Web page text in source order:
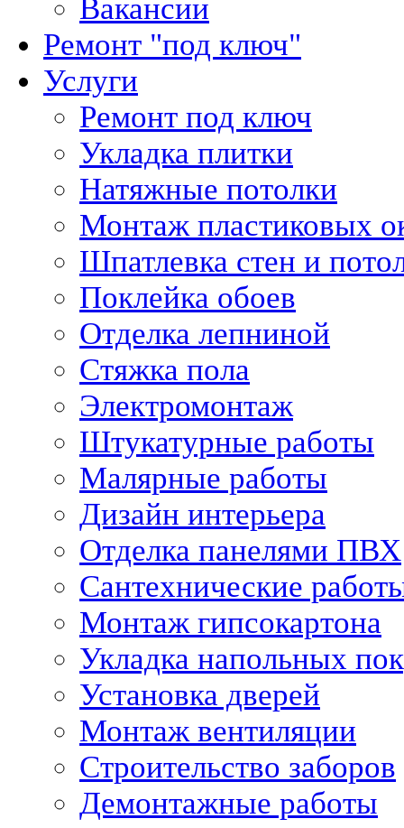
Вакансии
Ремонт "под ключ"
Услуги
Ремонт под ключ
Укладка плитки
Натяжные потолки
Монтаж пластиковых
Шпатлевка стен и
Поклейка обоев
Отделка лепниной
Стяжка пола
Электромонтаж
Штукатурные работы
Малярные работы
Дизайн интерьера
Отделка панелями ПВХ
Сантехнические
Монтаж гипсокартона
Укладка напольных
Установка дверей
Монтаж вентиляции
Строительство заборов
Демонтажные работы